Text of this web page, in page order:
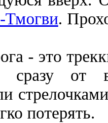
Тмогви.
- это
сразу от
потерять.